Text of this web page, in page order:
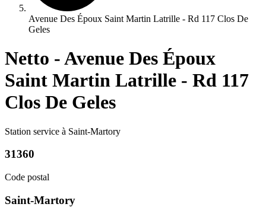
Avenue Des Époux Saint Martin Latrille - Rd 117 Clos De
Geles
Netto - Avenue Des Époux
Saint Martin Latrille - Rd 117
Clos De Geles
Station service à Saint-Martory
31360
Code postal
Saint-Martory